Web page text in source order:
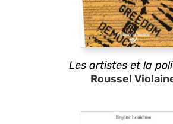
Les artistes et la
Roussel